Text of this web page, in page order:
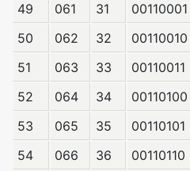
49
061 31 00110001
50
062 32 00110010
51
063 33 00110011
52
064 34 00110100
53
065 35 00110101
54
066 36 00110110